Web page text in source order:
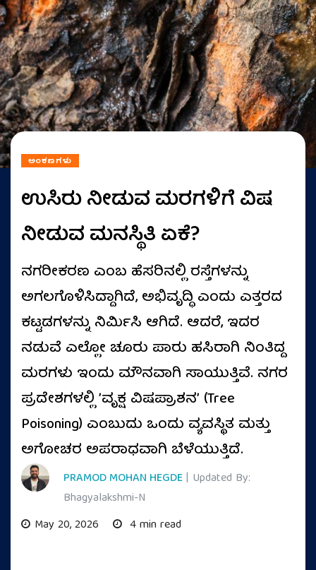
ಅಂಕಣಗಳು
ಉಸಿರು ನೀಡುವ ಮರಗಳಿಗೆ ವಿಷ
ನೀಡುವ ಮನಸ್ಥಿತಿ ಏಕೆ?
ನಗರೀಕರಣ ಎಂಬ ಹೆಸರಿನಲ್ಲಿ ರಸ್ತೆಗಳನ್ನು
ಅಗಲಗೊಳಿಸಿದ್ದಾಗಿದೆ, ಅಭಿವೃದ್ಧಿ ಎಂದು ಎತ್ತರದ
ಕಟ್ಟಡಗಳನ್ನು ನಿರ್ಮಿಸಿ ಆಗಿದೆ. ಆದರೆ, ಇದರ
ನಡುವೆ ಎಲ್ಲೋ ಚೂರು ಪಾರು ಹಸಿರಾಗಿ ನಿಂತಿದ್ದ
ಮರಗಳು ಇಂದು ಮೌನವಾಗಿ ಸಾಯುತ್ತಿವೆ. ನಗರ
ಪ್ರದೇಶಗಳಲ್ಲಿ ʼವೃಕ್ಷ ವಿಷಪ್ರಾಶನʼ (Tree
Poisoning) ಎಂಬುದು ಒಂದು ವ್ಯವಸ್ಥಿತ ಮತ್ತು
ಅಗೋಚರ ಅಪರಾಧವಾಗಿ ಬೆಳೆಯುತ್ತಿದೆ.
PRAMOD MOHAN HEGDE| Updated By:
Bhagyalakshmi-N
May 20, 2026
4 min read